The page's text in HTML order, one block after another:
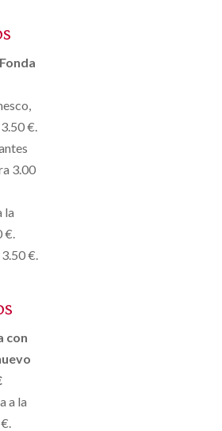
€.
3.00
la
€.
€.
con
a la